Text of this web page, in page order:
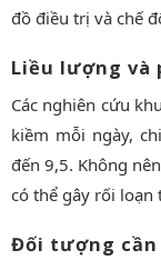
đồ điều trị và chế
Liều lượng và
Các nghiên cứu
kiềm mỗi ngày,
đến 9,5. Không
có thể gây rối loạn
Đối tượng